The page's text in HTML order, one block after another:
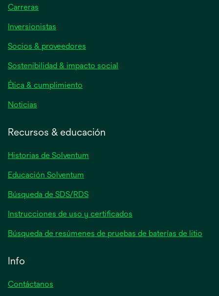
Carreras
Inversionistas
en
una
pestaña
nueva
Socios & proveedores
Sostenibilidad & impacto social
Ética & cumplimiento
Noticias
pestaña
Recursos & educación
Historias de Solventum
Educación Solventum
Búsqueda de SDS/RDS
Instrucciones de uso y certificados
Búsqueda de resúmenes de pruebas de baterías de litio
Info
Contáctanos